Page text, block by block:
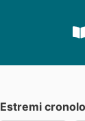
Estremi